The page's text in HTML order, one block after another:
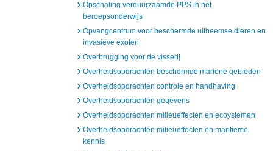
Opschaling verduurzaamde PPS in het
beroepsonderwijs
Opvangcentrum voor beschermde uitheemse dieren en
invasieve exoten
Overbrugging voor de visserij
Overheidsopdrachten beschermde mariene gebieden
Overheidsopdrachten controle en handhaving
Overheidsopdrachten gegevens
Overheidsopdrachten milieueffecten en ecoystemen
Overheidsopdrachten milieueffecten en maritieme
kennis